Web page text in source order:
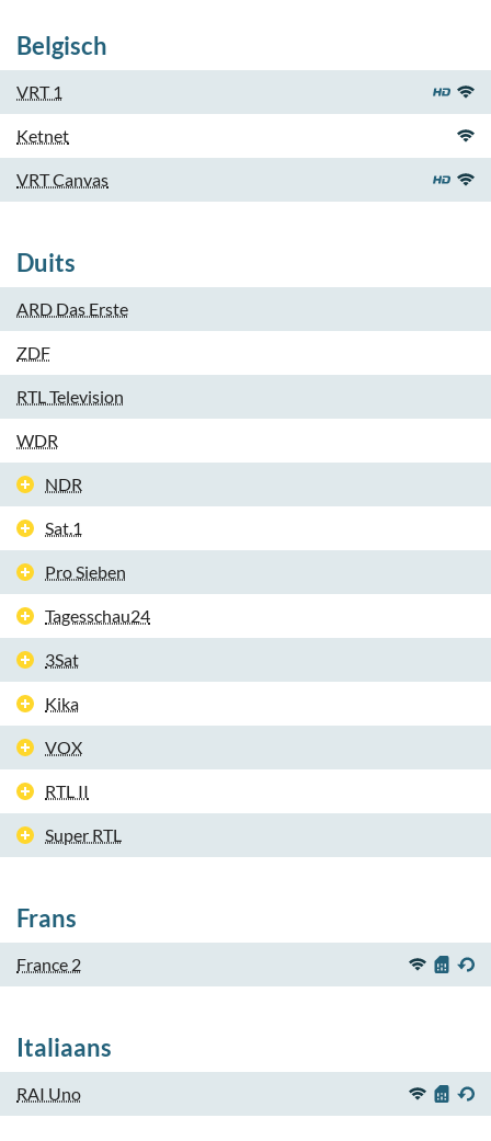
Belgisch
VRT 1
Ketnet
VRT Canvas
Duits
ARD Das Erste
ZDF
RTL Television
WDR
NDR
Sat.1
Pro Sieben
Tagesschau24
3Sat
Kika
VOX
RTL II
Super RTL
Frans
France 2
Italiaans
RAI Uno